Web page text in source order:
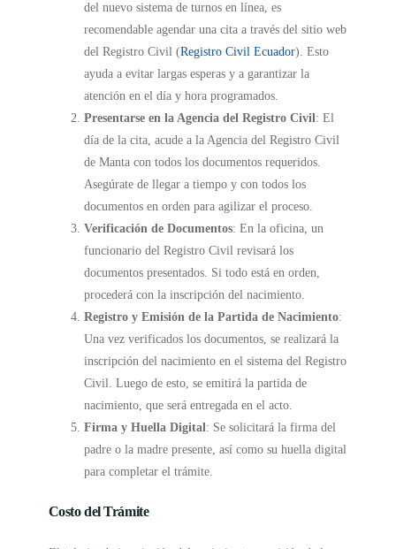
del nuevo sistema de turnos en línea, es
recomendable agendar una cita a través del sitio web
del Registro Civil (Registro Civil Ecuador). Esto
ayuda a evitar largas esperas y a garantizar la
atención en el día y hora programados.
Presentarse en la Agencia del Registro Civil: El
día de la cita, acude a la Agencia del Registro Civil
de Manta con todos los documentos requeridos.
Asegúrate de llegar a tiempo y con todos los
documentos en orden para agilizar el proceso.
Verificación de Documentos: En la oficina, un
funcionario del Registro Civil revisará los
documentos presentados. Si todo está en orden,
procederá con la inscripción del nacimiento.
Registro y Emisión de la Partida de Nacimiento:
Una vez verificados los documentos, se realizará la
inscripción del nacimiento en el sistema del Registro
Civil. Luego de esto, se emitirá la partida de
nacimiento, que será entregada en el acto.
Firma y Huella Digital: Se solicitará la firma del
padre o la madre presente, así como su huella digital
para completar el trámite.
Costo del Trámite